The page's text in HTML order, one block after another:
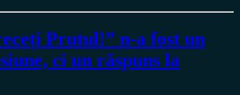
Prutul!” n-a fost un
ci un răspuns la